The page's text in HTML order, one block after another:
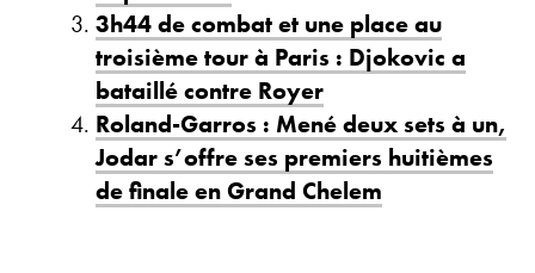
3h44 de combat et une place au
troisième tour à Paris : Djokovic a
bataillé contre Royer
Roland-Garros : Mené deux sets à un,
Jodar s’offre ses premiers huitièmes
de finale en Grand Chelem